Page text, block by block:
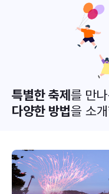
특별한 축제를 만
다양한 방법을 소